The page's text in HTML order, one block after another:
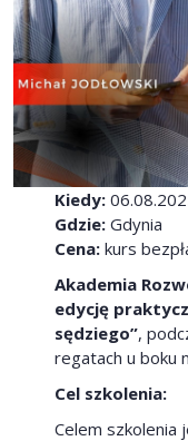
Kiedy:
Gdzie: Gdynia
Cena: kurs
Akademia
edycję
sędziego”,
regatach u boku
Cel szkolenia:
Celem szkolenia